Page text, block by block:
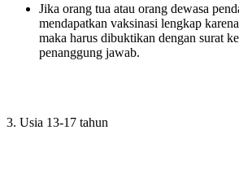
Jika orang tua atau orang dewasa
mendapatkan vaksinasi lengkap
maka harus dibuktikan dengan surat
penanggung jawab.
3. Usia 13-17 tahun